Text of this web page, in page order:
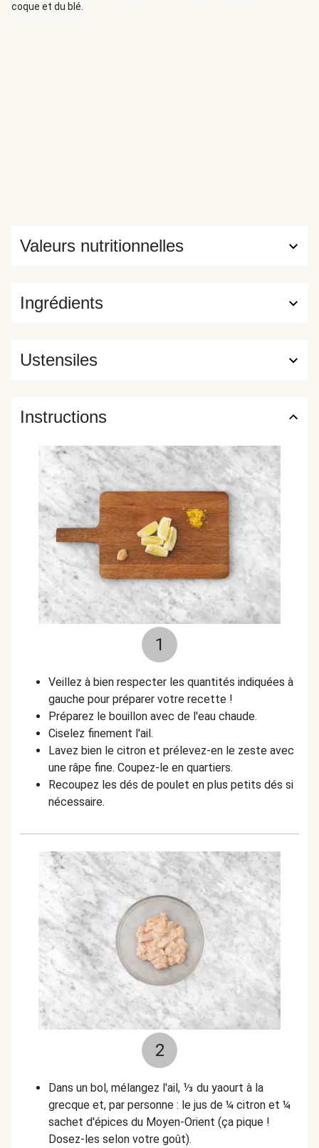
coque et du blé.
Ingrédients
Valeurs nutritionnelles
Ustensiles
Instructions
1
Veillez à bien respecter les quantités indiquées à
gauche pour préparer votre recette !
Préparez le bouillon avec de l'eau chaude.
Ciselez finement l'ail.
Lavez bien le citron et prélevez-en le zeste avec
une râpe fine. Coupez-le en quartiers.
Recoupez les dés de poulet en plus petits dés si
nécessaire.
2
Dans un bol, mélangez l'ail, ⅓ du yaourt à la
grecque et, par personne : le jus de ¼ citron et ¼
sachet d'épices du Moyen-Orient (ça pique !
Dosez-les selon votre goût).